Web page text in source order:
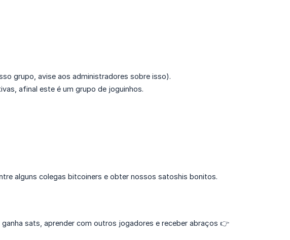
grupo, avise aos administradores sobre isso).
afinal este é um grupo de joguinhos.
alguns colegas bitcoiners e obter nossos satoshis bonitos.
sats, aprender com outros jogadores e receber abraços 👉